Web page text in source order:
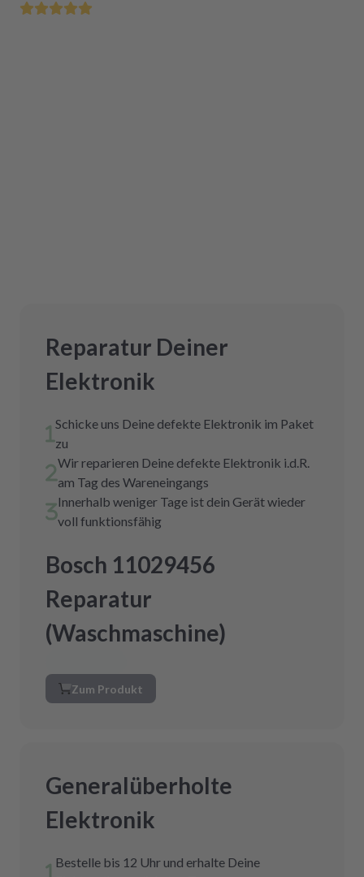
Reparatur Deiner
Elektronik
Schicke uns Deine defekte Elektronik im Paket
zu
Wir reparieren Deine defekte Elektronik i.d.R.
am Tag des Wareneingangs
Innerhalb weniger Tage ist dein Gerät wieder
voll funktionsfähig
Bosch 11029456
Reparatur
(Waschmaschine)
Zum Produkt
Generalüberholte
Elektronik
Bestelle bis 12 Uhr und erhalte Deine